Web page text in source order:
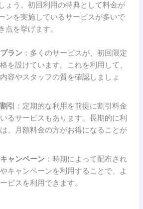
ょう。初回利用の特典として料金が
ンを実施しているサービスが多いで
点を挙げます。
ラン ：多くのサービスが、初回限定
を設けています。これを利用して、
容やスタッフの質を確認しましょ
引
：定期的な利用を前提に割引料金
るサービスもあります。長期的に利
、月額料金の方がお得になることが
ャンペーン ：時期によって配布され
キャンペーンを利用することで、よ
ビスを利用できます。